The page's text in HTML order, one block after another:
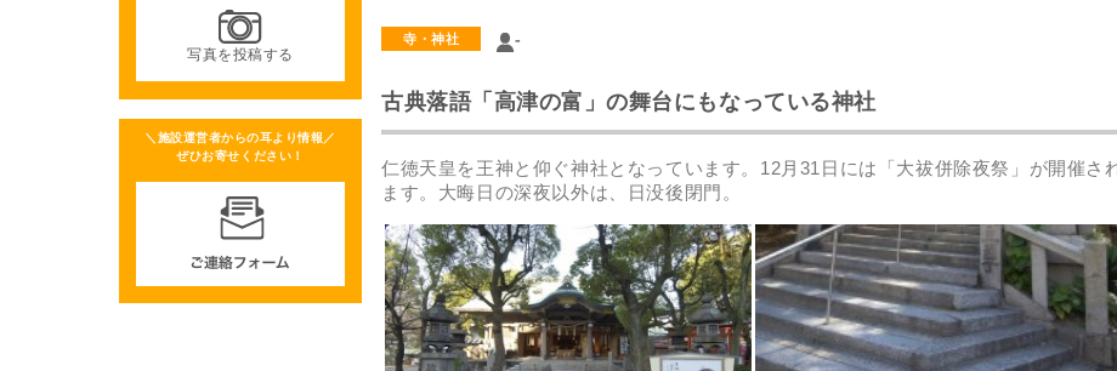
寺・神社 -
古典落語「高津の富」の舞台にもなっている神社
仁徳天皇を王神と仰ぐ神社となっています。12月31日には「大祓併除夜祭」が開催さ
ます。大晦日の深夜以外は、日没後閉門。
写真を投稿する
＼施設運営者からの耳より情報／
ぜひお寄せください！